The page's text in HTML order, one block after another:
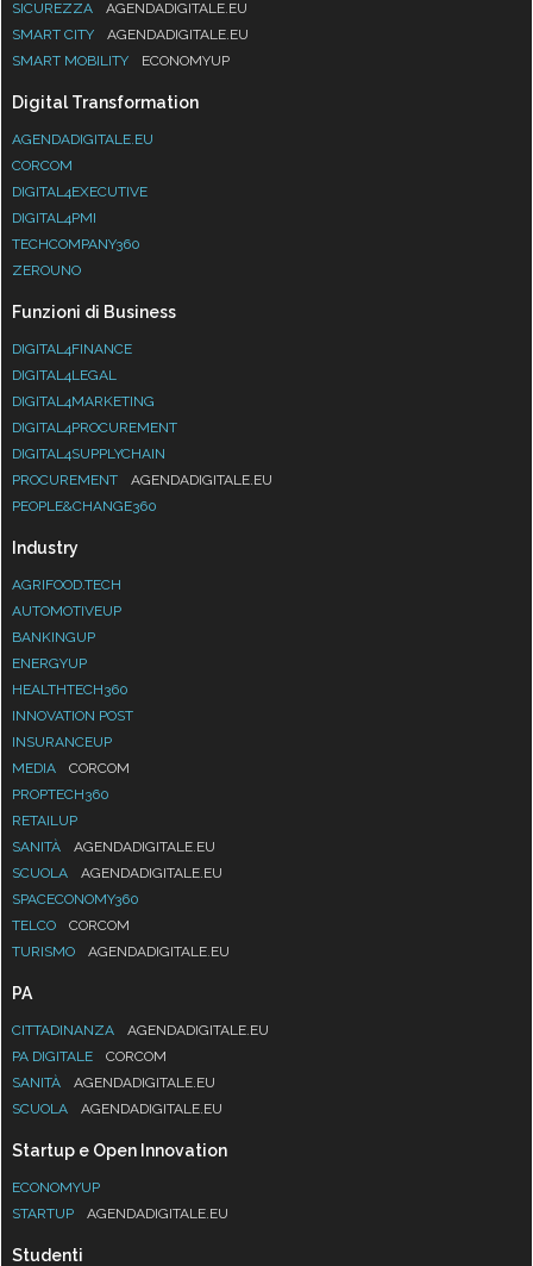
SICUREZZA
AGENDADIGITALE.EU
SMART CITY
AGENDADIGITALE.EU
SMART MOBILITY
ECONOMYUP
Digital Transformation
AGENDADIGITALE.EU
CORCOM
DIGITAL4EXECUTIVE
DIGITAL4PMI
TECHCOMPANY360
ZEROUNO
Funzioni di Business
DIGITAL4FINANCE
DIGITAL4LEGAL
DIGITAL4MARKETING
DIGITAL4PROCUREMENT
DIGITAL4SUPPLYCHAIN
PROCUREMENT
AGENDADIGITALE.EU
PEOPLE&CHANGE360
Industry
AGRIFOOD.TECH
AUTOMOTIVEUP
BANKINGUP
ENERGYUP
HEALTHTECH360
INNOVATION POST
INSURANCEUP
MEDIA
CORCOM
PROPTECH360
RETAILUP
SANITÀ
AGENDADIGITALE.EU
SCUOLA
AGENDADIGITALE.EU
SPACECONOMY360
TELCO
CORCOM
TURISMO
AGENDADIGITALE.EU
PA
CITTADINANZA
AGENDADIGITALE.EU
PA DIGITALE
CORCOM
SANITÀ
AGENDADIGITALE.EU
SCUOLA
AGENDADIGITALE.EU
Startup e Open Innovation
ECONOMYUP
STARTUP
AGENDADIGITALE.EU
Studenti